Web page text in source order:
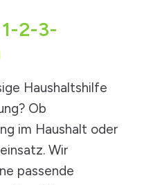
1-2-3-
Haushaltshilfe
Ob
im Haushalt oder
Wir
passende